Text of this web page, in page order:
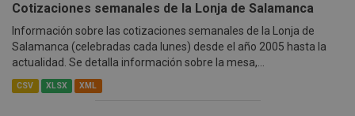
Cotizaciones semanales de la Lonja de Salamanca
Información sobre las cotizaciones semanales de la Lonja de
Salamanca (celebradas cada lunes) desde el año 2005 hasta la
actualidad. Se detalla información sobre la mesa,...
CSV XLSX XML